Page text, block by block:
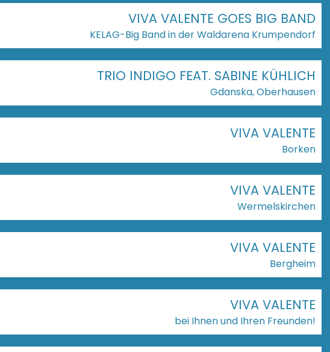
VIVA VALENTE GOES BIG BAND
KELAG-Big Band in der Waldarena Krumpendorf
TRIO INDIGO FEAT. SABINE KÜHLICH
Gdanska, Oberhausen
VIVA VALENTE
Borken
VIVA VALENTE
Wermelskirchen
VIVA VALENTE
Bergheim
VIVA VALENTE
bei Ihnen und Ihren Freunden!